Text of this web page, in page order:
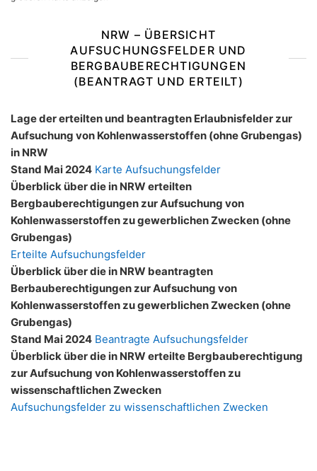
NRW – ÜBERSICHT
AUFSUCHUNGSFELDER UND
BERGBAUBERECHTIGUNGEN
(BEANTRAGT UND ERTEILT)
Lage der erteilten und beantragten Erlaubnisfelder zur
Aufsuchung von Kohlenwasserstoffen (ohne Grubengas)
in NRW
Stand Mai 2024 Karte Aufsuchungsfelder
Überblick über die in NRW erteilten
Bergbauberechtigungen zur Aufsuchung von
Kohlenwasserstoffen zu gewerblichen Zwecken (ohne
Grubengas)
Erteilte Aufsuchungsfelder
Überblick über die in NRW beantragten
Berbauberechtigungen zur Aufsuchung von
Kohlenwasserstoffen zu gewerblichen Zwecken (ohne
Grubengas)
Stand Mai 2024 Beantragte Aufsuchungsfelder
Überblick über die in NRW erteilte Bergbauberechtigung
zur Aufsuchung von Kohlenwasserstoffen zu
wissenschaftlichen Zwecken
Aufsuchungsfelder zu wissenschaftlichen Zwecken